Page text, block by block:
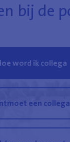
bij de
word ik collega
een collega